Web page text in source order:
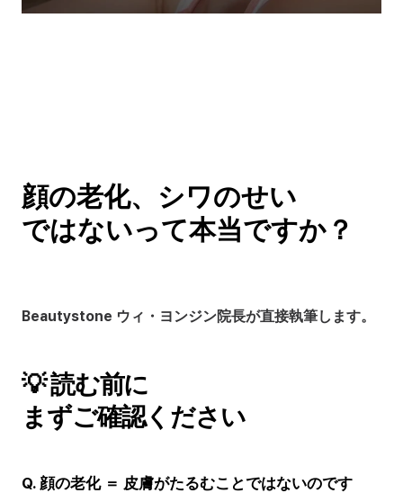
顔の老化、シワのせい
ではないって本当ですか？
Beautystone ウィ・ヨンジン院長が直接執筆します。
💡 読む前に
まずご確認ください
Q. 顔の老化 ＝ 皮膚がたるむことではないのです